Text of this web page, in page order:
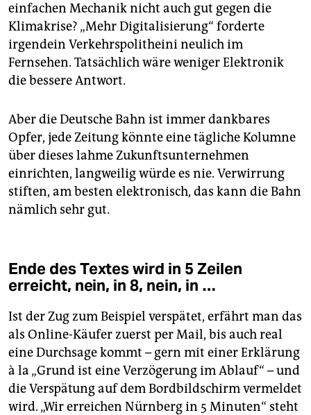
einfachen Mechanik nicht auch gut gegen die
Klimakrise? „Mehr Digitalisierung“ forderte
irgendein Verkehrspolitheini neulich im
Fernsehen. Tatsächlich wäre weniger Elektronik
die bessere Antwort.
Aber die Deutsche Bahn ist immer dankbares
Opfer, jede Zeitung könnte eine tägliche Kolumne
über dieses lahme Zukunftsunternehmen
einrichten, langweilig würde es nie. Verwirrung
stiften, am besten elektronisch, das kann die Bahn
nämlich sehr gut.
Ende des Textes wird in 5 Zeilen
erreicht, nein, in 8, nein, in …
Ist der Zug zum Beispiel verspätet, erfährt man das
als Online-Käufer zuerst per Mail, bis auch real
eine Durchsage kommt – gern mit einer Erklärung
à la „Grund ist eine Verzögerung im Ablauf“ – und
die Verspätung auf dem Bordbildschirm vermeldet
wird. „Wir erreichen Nürnberg in 5 Minuten“ steht